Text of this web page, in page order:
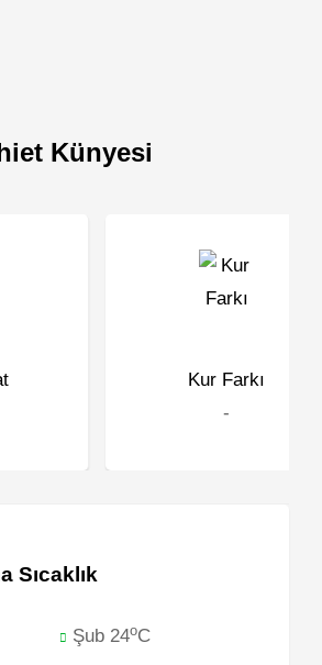
Künyesi
Kur Farkı
-
Sıcaklık
Şub 24oC